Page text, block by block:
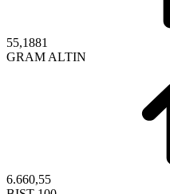
55,1881
GRAM ALTIN
6.660,55